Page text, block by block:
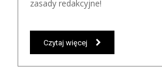
zasady redakcyjne!
Czytaj więcej